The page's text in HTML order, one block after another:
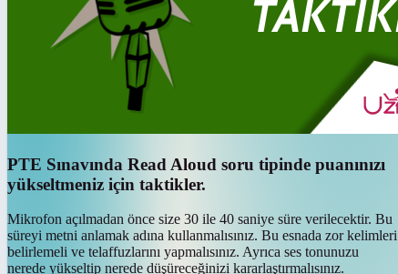
PTE Sınavında Read Aloud soru tipinde puanınızı
yükseltmeniz için taktikler.
Mikrofon açılmadan önce size 30 ile 40 saniye süre verilecektir. Bu
süreyi metni anlamak adına kullanmalısınız. Bu esnada zor kelimleri
belirlemeli ve telaffuzlarını yapmalısınız. Ayrıca ses tonunuzu
nerede yükseltip nerede düşüreceğinizi kararlaştırmalısınız.